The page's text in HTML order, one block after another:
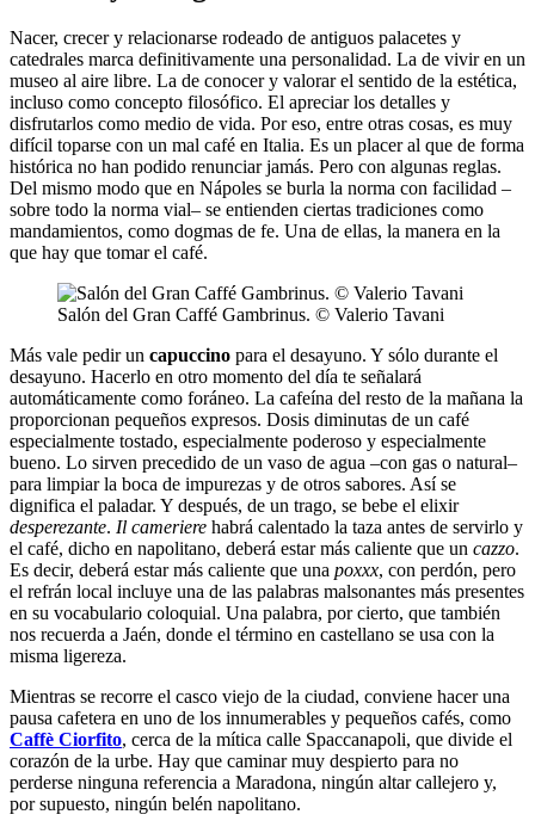
Nacer, crecer y relacionarse rodeado de antiguos palacetes y
catedrales marca definitivamente una personalidad. La de vivir en un
museo al aire libre. La de conocer y valorar el sentido de la estética,
incluso como concepto filosófico. El apreciar los detalles y
disfrutarlos como medio de vida. Por eso, entre otras cosas, es muy
difícil toparse con un mal café en Italia. Es un placer al que de forma
histórica no han podido renunciar jamás. Pero con algunas reglas.
Del mismo modo que en Nápoles se burla la norma con facilidad –
sobre todo la norma vial– se entienden ciertas tradiciones como
mandamientos, como dogmas de fe. Una de ellas, la manera en la
que hay que tomar el café.
Salón del Gran Caffé Gambrinus. © Valerio Tavani
Más vale pedir un capuccino para el desayuno. Y sólo durante el
desayuno. Hacerlo en otro momento del día te señalará
automáticamente como foráneo. La cafeína del resto de la mañana la
proporcionan pequeños expresos. Dosis diminutas de un café
especialmente tostado, especialmente poderoso y especialmente
bueno. Lo sirven precedido de un vaso de agua –con gas o natural–
para limpiar la boca de impurezas y de otros sabores. Así se
dignifica el paladar. Y después, de un trago, se bebe el elixir
desperezante. Il cameriere habrá calentado la taza antes de servirlo y
el café, dicho en napolitano, deberá estar más caliente que un cazzo.
Es decir, deberá estar más caliente que una poxxx, con perdón, pero
el refrán local incluye una de las palabras malsonantes más presentes
en su vocabulario coloquial. Una palabra, por cierto, que también
nos recuerda a Jaén, donde el término en castellano se usa con la
misma ligereza.
Mientras se recorre el casco viejo de la ciudad, conviene hacer una
pausa cafetera en uno de los innumerables y pequeños cafés, como
Caffè Ciorfito, cerca de la mítica calle Spaccanapoli, que divide el
corazón de la urbe. Hay que caminar muy despierto para no
perderse ninguna referencia a Maradona, ningún altar callejero y,
por supuesto, ningún belén napolitano.